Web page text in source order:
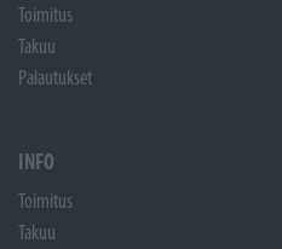
Toimitus
Takuu
Palautukset
INFO
Toimitus
Takuu